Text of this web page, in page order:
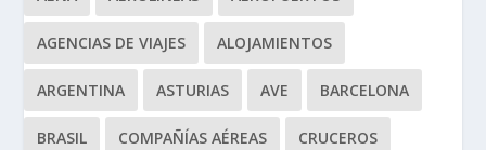
AGENCIAS DE VIAJES ALOJAMIENTOS
ARGENTINA ASTURIAS AVE BARCELONA
BRASIL COMPAÑÍAS AÉREAS CRUCEROS